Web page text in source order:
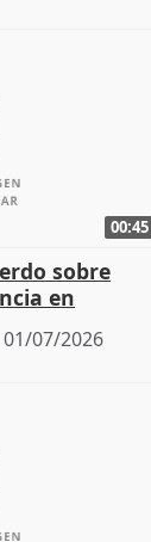
00:45
sobre
en
01/07/2026